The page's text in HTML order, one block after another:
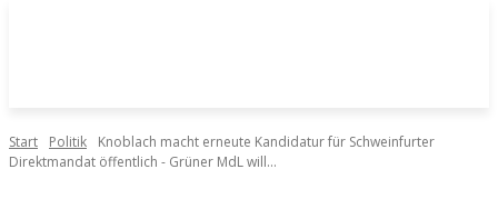
Start Politik
Knoblach macht erneute Kandidatur für Schweinfurter
Direktmandat öffentlich - Grüner MdL will...